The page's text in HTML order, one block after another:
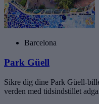
Barcelona
Park Güell
Sikre dig dine Park Güell-
verden med tidsindstillet